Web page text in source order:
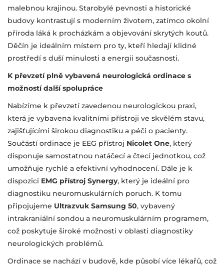
malebnou krajinou. Starobylé pevnosti a historické
budovy kontrastují s moderním životem, zatímco okolní
příroda láká k procházkám a objevování skrytých koutů.
Děčín je ideálním místem pro ty, kteří hledají klidné
prostředí s duší minulosti a energii současnosti.
K převzetí plně vybavená neurologická ordinace s
možností další spolupráce
Nabízíme k převzetí zavedenou neurologickou praxi,
která je vybavena kvalitními přístroji ve skvělém stavu,
zajišťujícími širokou diagnostiku a péči o pacienty.
Součástí ordinace je EEG přístroj Nicolet One, který
disponuje samostatnou natáčecí a čtecí jednotkou, což
umožňuje rychlé a efektivní vyhodnocení. Dále je k
dispozici EMG přístroj Synergy, který je ideální pro
diagnostiku neuromuskulárních poruch. K tomu
připojujeme Ultrazvuk Samsung 50, vybavený
intrakraniální sondou a neuromuskulárním programem,
což poskytuje široké možnosti v oblasti diagnostiky
neurologických problémů.
Ordinace se nachází v budově, kde působí více lékařů, což